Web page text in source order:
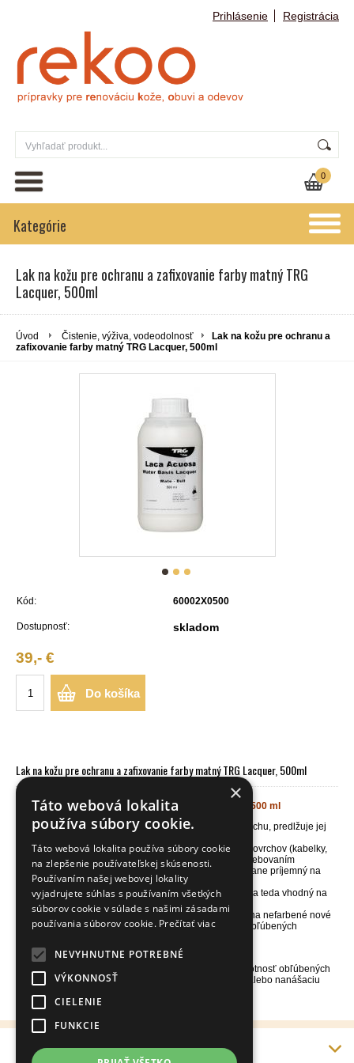
Prihlásenie Registrácia
0
Kategórie
Lak na kožu pre ochranu a zafixovanie farby matný TRG
Lacquer, 500ml
Úvod Čistenie, výživa, vodeodolnosť
Lak na kožu pre ochranu a
zafixovanie farby matný TRG Lacquer, 500ml
Kód: 60002X0500
Dostupnosť: skladom
39,- €
Do košíka
Lak na kožu pre ochranu a zafixovanie farby matný TRG Lacquer, 500ml
Matný lak na kožené povrchy Lacquer TRG the One, 500 ml
Fixuje farbu na kožu EasyDye vo farebnom povrchu, predlžuje jej
Chráni farebný odtieň namáhaných kožených povrchov (kabelky,
peňaženky, opasky, ...) pred vyšúchaním a opotrebovaním
Zjemňuje a zmäkčuje kožený povrch, ktorý sa stane príjemný na
dotyk
Lak neobsahuje farbiace pigmenty, je neutrálny a teda vhodný na
povrch akejkoľvek farby
Transparentný lak na kožu môže byť použitý aj na nefarbené nové
alebo staršie povrchy ako pravidelná ochrana obľúbených
Určený pre prírodné kože, syntetické kože
NÁŠ TIP - použítím laku na kožu predĺžite vzhľad a životnosť obľúbených
vecí. Na nános laku odporúčame použiť jemný štetec, alebo nanášaciu
Info
×
Táto webová lokalita
používa súbory cookie.
Táto webová lokalita používa súbory cookie
na zlepšenie používateľskej skúsenosti.
Používaním našej webovej lokality
vyjadrujete súhlas s používaním všetkých
súborov cookie v súlade s našimi zásadami
používania súborov cookie. Prečítať viac
NEVYHNUTNE POTREBNÉ
VÝKONNOSŤ
CIELENIE
FUNKCIE